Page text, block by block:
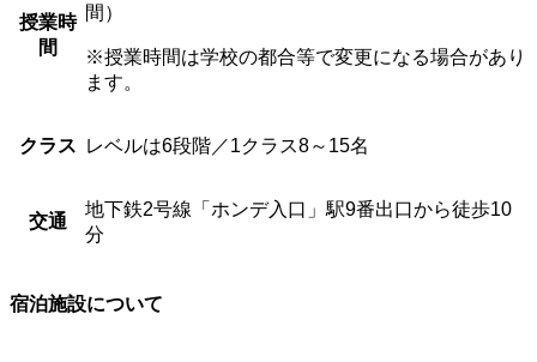
授業時
間
間）
※授業時間は学校の都合等で変更になる場合があり
ます。
クラス レベルは6段階／1クラス8～15名
交通
地下鉄2号線「ホンデ入口」駅9番出口から徒歩10
分
宿泊施設について